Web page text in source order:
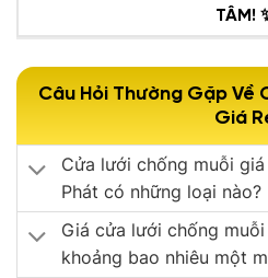
TÂM!
Câu Hỏi Thường Gặp Về
Giá
Cửa lưới chống muỗi
Phát có những loại nào?
Giá cửa lưới chống
khoảng bao nhiêu một